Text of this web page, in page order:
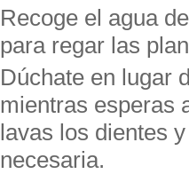
Recoge el agua
para regar las
Dúchate en lugar
mientras esperas
lavas los dientes
necesaria.